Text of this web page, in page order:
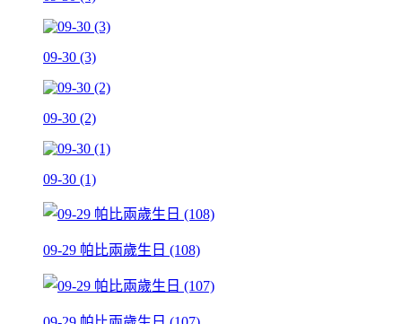
09-30 (3)
09-30 (2)
09-30 (1)
09-29 帕比兩歲生日 (108)